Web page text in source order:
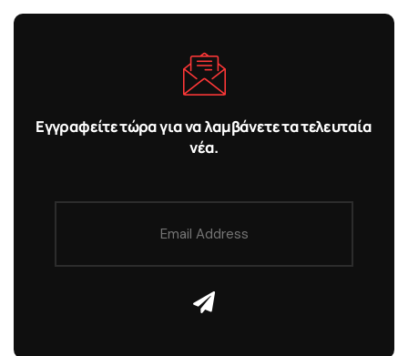
Εγγραφείτε τώρα για να λαμβάνετε τα τελευταία
νέα.